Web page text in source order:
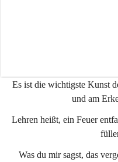
e
n
Es ist die wichtigste Kunst
und am
Lehren heißt, ein Feuer
Was du mir sagst, das